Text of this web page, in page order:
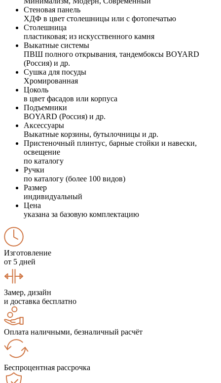
Стеновая панель
ХДФ в цвет столешницы или с фотопечатью
Столешница
пластиковая; из искусственного камня
Выкатные системы
ПВШ полного открывания, тандембоксы BOYARD
(Россия) и др.
Сушка для посуды
Хромированная
Цоколь
в цвет фасадов или корпуса
Подъемники
BOYARD (Россия) и др.
Аксессуары
Выкатные корзины, бутылочницы и др.
Пристеночный плинтус, барные стойки и навески,
освещение
по каталогу
Ручки
по каталогу (более 100 видов)
Размер
индивидуальный
Цена
указана за базовую комплектацию
Изготовление
от 5 дней
Замер, дизайн
и доставка бесплатно
Оплата наличными, безналичный расчёт
Беспроцентная рассрочка